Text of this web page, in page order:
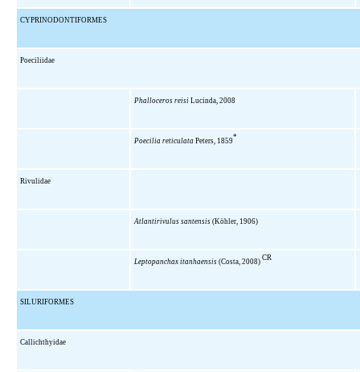
CYPRINODONTIFORMES
Poeciliidae
Phalloceros reisiLucinda, 2008
Poecilia reticulata Peters, 1859
*
Rivulidae
Atlantirivulus santensis(Köhler, 1906)
Leptopanchax itanhaensis(Costa, 2008)
CR
SILURIFORMES
Callichthyidae